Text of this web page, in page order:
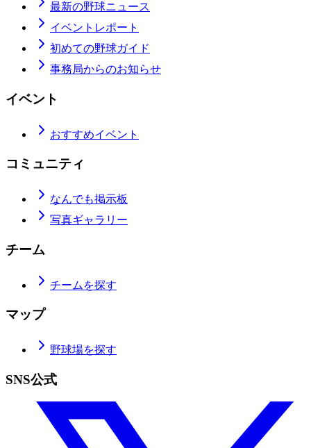
最新の野球ニュース
イベントレポート
初めての野球ガイド
事務局からのお知らせ
イベント
おすすめイベント
コミュニティ
なんでも掲示板
写真ギャラリー
チーム
チームを探す
マップ
野球場を探す
SNS公式